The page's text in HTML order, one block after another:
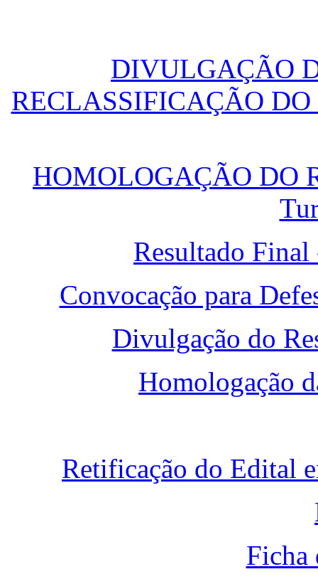
DIVULGAÇÃO
RECLASSIFICAÇÃO DO
HOMOLOGAÇÃO DO
Resultado Final
Convocação para
Divulgação do
Homologação
Retificação do Edital
Ficha